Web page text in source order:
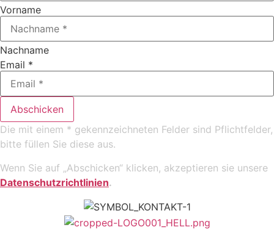
Vorname
Nachname
Email *
Abschicken
Die mit einem * gekennzeichneten Felder sind Pflichtfelder,
bitte füllen Sie diese aus.
Wenn Sie auf „Abschicken“ klicken, akzeptieren sie unsere
Datenschutzrichtlinien.